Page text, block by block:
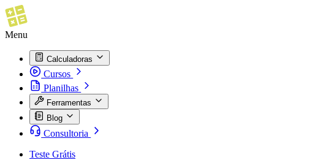
Menu
Calculadoras
Cursos
Planilhas
Ferramentas
Blog
Consultoria
Teste Grátis